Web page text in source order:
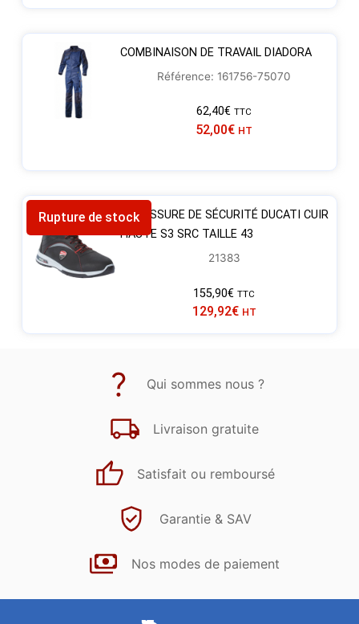
COMBINAISON DE TRAVAIL DIADORA
Référence: 161756-75070
62,40€ TTC
52,00€ HT
Rupture de stockCHAUSSURE DE SÉCURITÉ DUCATI CUIR
HAUTE S3 SRC TAILLE 43
21383
155,90€ TTC
129,92€ HT
Qui sommes nous ?
Livraison gratuite
Satisfait ou remboursé
Garantie & SAV
Nos modes de paiement